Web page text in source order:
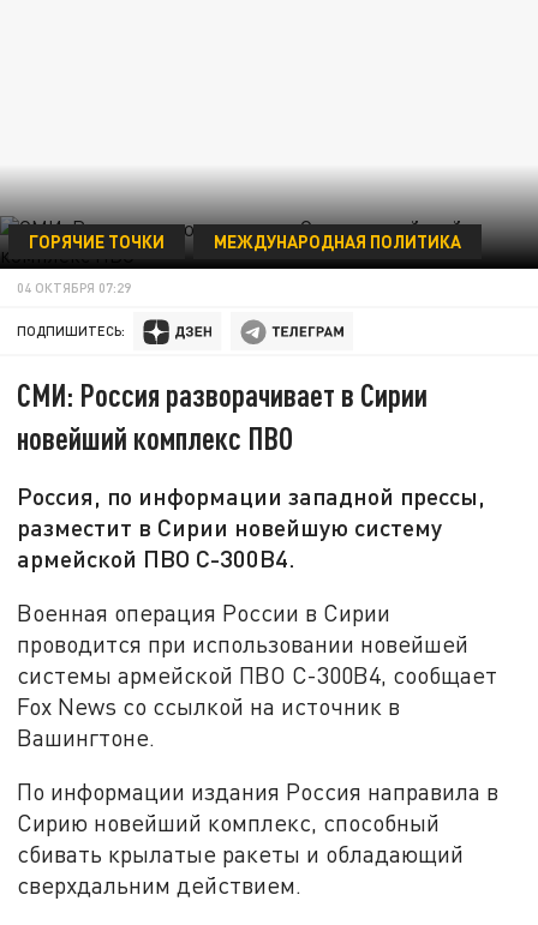
ГОРЯЧИЕ ТОЧКИ МЕЖДУНАРОДНАЯ ПОЛИТИКА
04 ОКТЯБРЯ 07:29
ПОДПИШИТЕСЬ:
СМИ: Россия разворачивает в Сирии
новейший комплекс ПВО
Россия, по информации западной прессы,
разместит в Сирии новейшую систему
армейской ПВО С-300В4.
Военная операция России в Сирии
проводится при использовании новейшей
системы армейской ПВО С-300В4, сообщает
Fox News со ссылкой на источник в
Вашингтоне.
По информации издания Россия направила в
Сирию новейший комплекс, способный
сбивать крылатые ракеты и обладающий
сверхдальним действием.